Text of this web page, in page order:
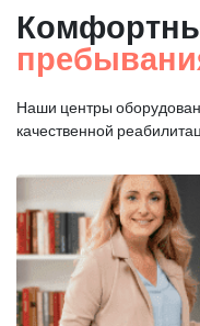
Наши центры
качественной